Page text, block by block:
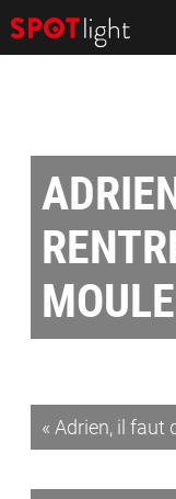
MOULE
« Adrien, il faut